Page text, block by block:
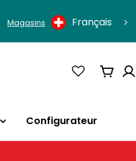
Magasins Français
Panier
Configurateur